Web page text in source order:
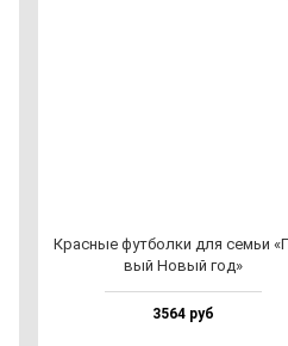
Крас­ные фут­бол­ки для семьи
вый Новый год»
3564 руб